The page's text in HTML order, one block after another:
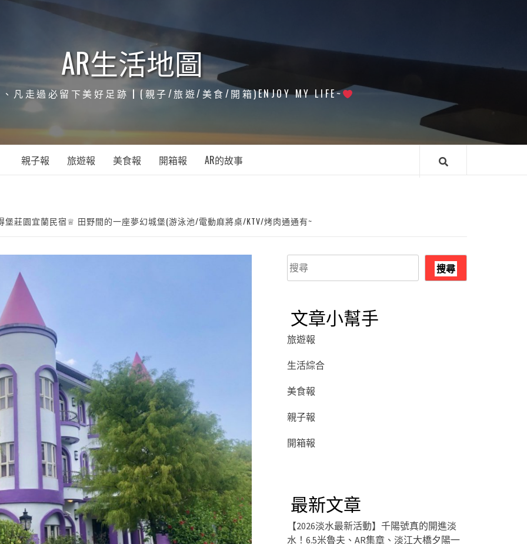
AR生活地圖
凡走過必留下美好足跡┃(親子/旅遊/美食/開箱)ENJOY MY LIFE~
親子報 旅遊報 美食報 開箱報 AR的故事
莊園宜蘭民宿♕ 田野間的一座夢幻城堡(游泳池/電動麻將桌/KTV/烤肉通通有~
搜
尋
搜尋
文章小幫手
旅遊報
生活綜合
美食報
親子報
開箱報
最新文章
【2026淡水最新活動】千陽號真的開進淡
水！6.5米魯夫、AR集章、淡江大橋夕陽一